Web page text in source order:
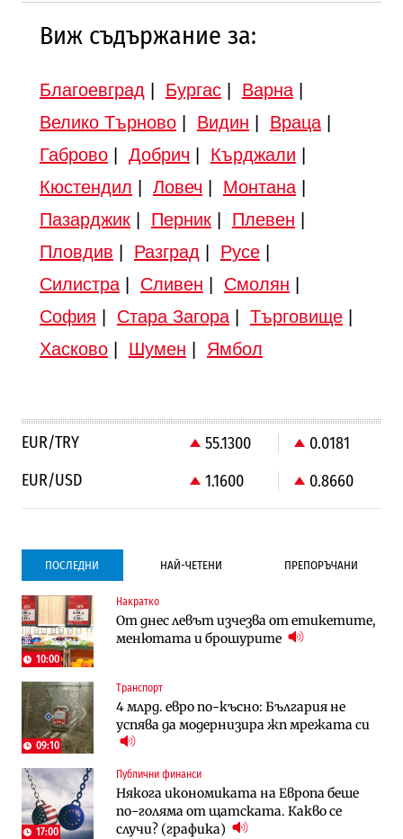
Виж съдържание за:
Благоевград Бургас| Варна|
Велико Търново| Видин Враца|
Габрово| Добрич Кърджали
Кюстендил
Ловеч Монтана|
Пазарджик| Перник| Плевен
Пловдив
Разград Русе|
Силистра| Сливен Смолян
София
Стара Загора| Търговище|
Хасково| Шумен Ямбол
EUR/TRY 55.1300
0.0181
EUR/USD
1.1600 0.8660
ПОСЛЕДНИ НАЙ-ЧЕТЕНИ ПРЕПОРЪЧАНИ
10:00
Накратко
От днес левът изчезва от етикетите,
менютата и брошурите
09:10
Транспорт
4 млрд. евро по-късно: България не
успява да модернизира жп мрежата си
17:00
Публични финанси
Някога икономиката на Европа беше
по-голяма от щатската. Какво се
случи? (графика)
Градоустройство
Столична община избра изпълнител за
преместването на трамвайното
Компании
Vivacom предлага над 150 устройства с
90% отстъпка през август
Компании
„Ендуросат“ ще строи огромен
космически и отбранителен център в
Доброславци
Компании
Vivacom предлага над 150 устройства с
90% отстъпка през август
Градоустройство
Столична община избра изпълнител за
преместването на трамвайното
трасе по бул. „Скобелев“
Енергетика
Държавният ТЕЦ „Марица изток 2“
работи с 5 блока